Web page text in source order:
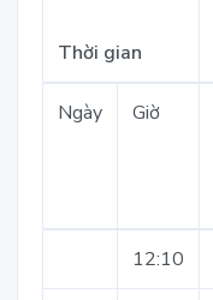
Thời gian
Ngày Giờ
12:10